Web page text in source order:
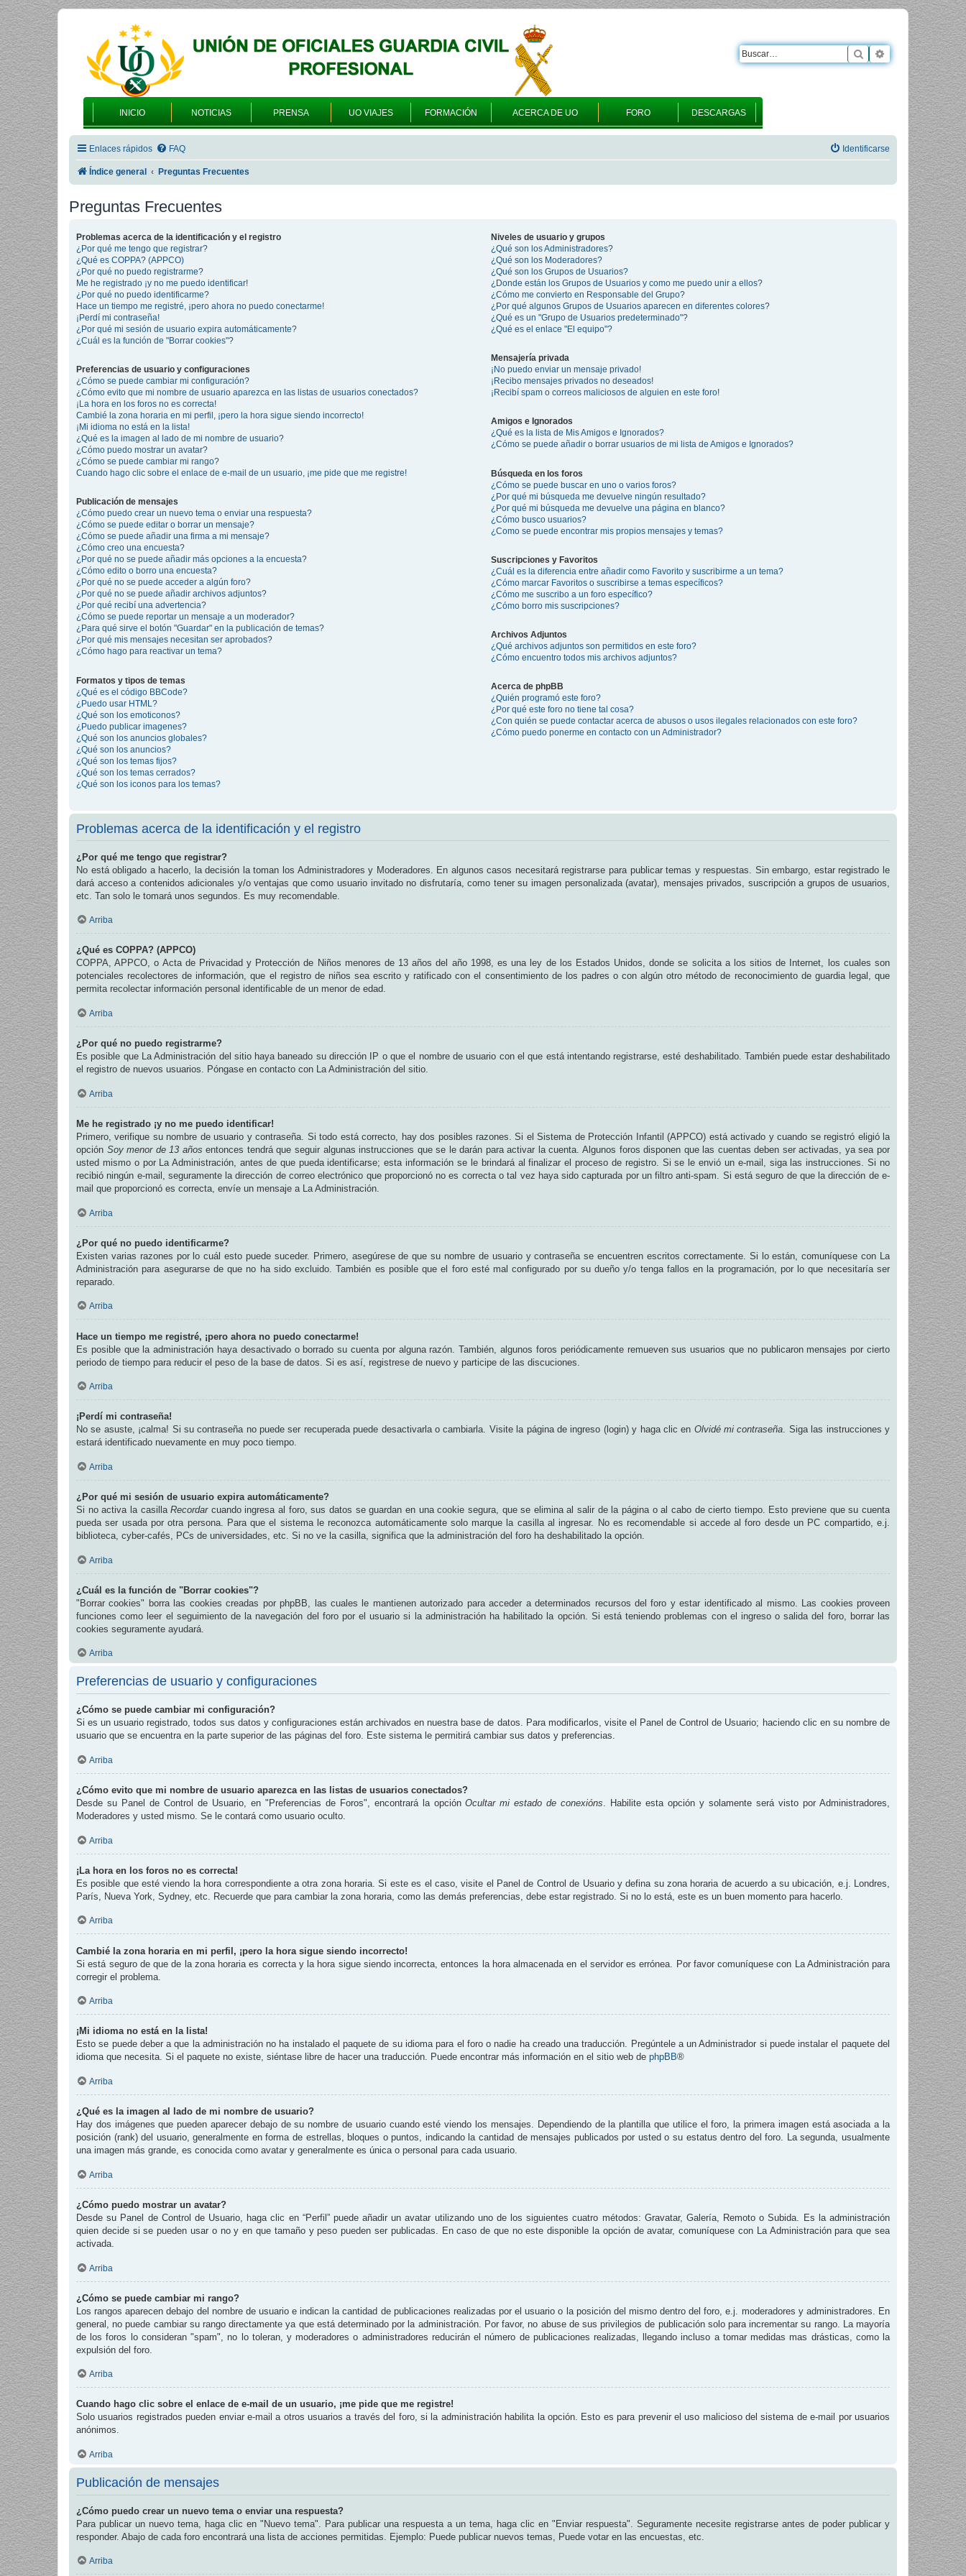
INICIO NOTICIAS PRENSA UO VIAJES FORMACIÓN ACERCA DE UO FORO DESCARGAS
Buscar Búsqueda
Enlaces rápidos FAQ Identificarse
Índice general Preguntas Frecuentes
Preguntas Frecuentes
Problemas acerca de la identificación y el registro
¿Por qué me tengo que registrar?
¿Qué es COPPA? (APPCO)
¿Por qué no puedo registrarme?
Me he registrado ¡y no me puedo identificar!
¿Por qué no puedo identificarme?
Hace un tiempo me registré, ¡pero ahora no puedo conectarme!
¡Perdí mi contraseña!
¿Por qué mi sesión de usuario expira automáticamente?
¿Cuál es la función de "Borrar cookies"?
Preferencias de usuario y configuraciones
¿Cómo se puede cambiar mi configuración?
¿Cómo evito que mi nombre de usuario aparezca en las listas de usuarios conectados?
¡La hora en los foros no es correcta!
Cambié la zona horaria en mi perfil, ¡pero la hora sigue siendo incorrecto!
¡Mi idioma no está en la lista!
¿Qué es la imagen al lado de mi nombre de usuario?
¿Cómo puedo mostrar un avatar?
¿Cómo se puede cambiar mi rango?
Cuando hago clic sobre el enlace de e-mail de un usuario, ¡me pide que me registre!
Publicación de mensajes
¿Cómo puedo crear un nuevo tema o enviar una respuesta?
¿Cómo se puede editar o borrar un mensaje?
¿Cómo se puede añadir una firma a mi mensaje?
¿Cómo creo una encuesta?
¿Por qué no se puede añadir más opciones a la encuesta?
¿Cómo edito o borro una encuesta?
¿Por qué no se puede acceder a algún foro?
¿Por qué no se puede añadir archivos adjuntos?
¿Por qué recibí una advertencia?
¿Cómo se puede reportar un mensaje a un moderador?
¿Para qué sirve el botón "Guardar" en la publicación de temas?
¿Por qué mis mensajes necesitan ser aprobados?
¿Cómo hago para reactivar un tema?
Formatos y tipos de temas
¿Qué es el código BBCode?
¿Puedo usar HTML?
¿Qué son los emoticonos?
¿Puedo publicar imagenes?
¿Qué son los anuncios globales?
¿Qué son los anuncios?
¿Qué son los temas fijos?
¿Qué son los temas cerrados?
¿Qué son los iconos para los temas?
Niveles de usuario y grupos
¿Qué son los Administradores?
¿Qué son los Moderadores?
¿Qué son los Grupos de Usuarios?
¿Donde están los Grupos de Usuarios y como me puedo unir a ellos?
¿Cómo me convierto en Responsable del Grupo?
¿Por qué algunos Grupos de Usuarios aparecen en diferentes colores?
¿Qué es un "Grupo de Usuarios predeterminado"?
¿Qué es el enlace "El equipo"?
Mensajería privada
¡No puedo enviar un mensaje privado!
¡Recibo mensajes privados no deseados!
¡Recibí spam o correos maliciosos de alguien en este foro!
Amigos e Ignorados
¿Qué es la lista de Mis Amigos e Ignorados?
¿Cómo se puede añadir o borrar usuarios de mi lista de Amigos e Ignorados?
Búsqueda en los foros
¿Cómo se puede buscar en uno o varios foros?
¿Por qué mi búsqueda me devuelve ningún resultado?
¿Por qué mi búsqueda me devuelve una página en blanco?
¿Cómo busco usuarios?
¿Como se puede encontrar mis propios mensajes y temas?
Suscripciones y Favoritos
¿Cuál es la diferencia entre añadir como Favorito y suscribirme a un tema?
¿Cómo marcar Favoritos o suscribirse a temas específicos?
¿Cómo me suscribo a un foro específico?
¿Cómo borro mis suscripciones?
Archivos Adjuntos
¿Qué archivos adjuntos son permitidos en este foro?
¿Cómo encuentro todos mis archivos adjuntos?
Acerca de phpBB
¿Quién programó este foro?
¿Por qué este foro no tiene tal cosa?
¿Con quién se puede contactar acerca de abusos o usos ilegales relacionados con este foro?
¿Cómo puedo ponerme en contacto con un Administrador?
Problemas acerca de la identificación y el registro
¿Por qué me tengo que registrar?
No está obligado a hacerlo, la decisión la toman los Administradores y Moderadores. En algunos casos necesitará registrarse para publicar temas y respuestas. Sin embargo, estar registrado le
dará acceso a contenidos adicionales y/o ventajas que como usuario invitado no disfrutaría, como tener su imagen personalizada (avatar), mensajes privados, suscripción a grupos de usuarios,
etc. Tan solo le tomará unos segundos. Es muy recomendable.
Arriba
¿Qué es COPPA? (APPCO)
COPPA, APPCO, o Acta de Privacidad y Protección de Niños menores de 13 años del año 1998, es una ley de los Estados Unidos, donde se solicita a los sitios de Internet, los cuales son
potenciales recolectores de información, que el registro de niños sea escrito y ratificado con el consentimiento de los padres o con algún otro método de reconocimiento de guardia legal, que
permita recolectar información personal identificable de un menor de edad.
Arriba
¿Por qué no puedo registrarme?
Es posible que La Administración del sitio haya baneado su dirección IP o que el nombre de usuario con el que está intentando registrarse, esté deshabilitado. También puede estar deshabilitado
el registro de nuevos usuarios. Póngase en contacto con La Administración del sitio.
Arriba
Me he registrado ¡y no me puedo identificar!
Primero, verifique su nombre de usuario y contraseña. Si todo está correcto, hay dos posibles razones. Si el Sistema de Protección Infantil (APPCO) está activado y cuando se registró eligió la
opción Soy menor de 13 años entonces tendrá que seguir algunas instrucciones que se le darán para activar la cuenta. Algunos foros disponen que las cuentas deben ser activadas, ya sea por
usted mismo o por La Administración, antes de que pueda identificarse; esta información se le brindará al finalizar el proceso de registro. Si se le envió un e-mail, siga las instrucciones. Si no
recibió ningún e-mail, seguramente la dirección de correo electrónico que proporcionó no es correcta o tal vez haya sido capturada por un filtro anti-spam. Si está seguro de que la dirección de e-
mail que proporcionó es correcta, envíe un mensaje a La Administración.
Arriba
¿Por qué no puedo identificarme?
Existen varias razones por lo cuál esto puede suceder. Primero, asegúrese de que su nombre de usuario y contraseña se encuentren escritos correctamente. Si lo están, comuníquese con La
Administración para asegurarse de que no ha sido excluido. También es posible que el foro esté mal configurado por su dueño y/o tenga fallos en la programación, por lo que necesitaría ser
reparado.
Arriba
Hace un tiempo me registré, ¡pero ahora no puedo conectarme!
Es posible que la administración haya desactivado o borrado su cuenta por alguna razón. También, algunos foros periódicamente remueven sus usuarios que no publicaron mensajes por cierto
periodo de tiempo para reducir el peso de la base de datos. Si es así, registrese de nuevo y participe de las discuciones.
Arriba
¡Perdí mi contraseña!
No se asuste, ¡calma! Si su contraseña no puede ser recuperada puede desactivarla o cambiarla. Visite la página de ingreso (login) y haga clic en Olvidé mi contraseña. Siga las instrucciones y
estará identificado nuevamente en muy poco tiempo.
Arriba
¿Por qué mi sesión de usuario expira automáticamente?
Si no activa la casillaRecordarcuando ingresa al foro, sus datos se guardan en una cookie segura, que se elimina al salir de la página o al cabo de cierto tiempo. Esto previene que su cuenta
pueda ser usada por otra persona. Para que el sistema le reconozca automáticamente solo marque la casilla al ingresar. No es recomendable si accede al foro desde un PC compartido, e.j.
biblioteca, cyber-cafés, PCs de universidades, etc. Si no ve la casilla, significa que la administración del foro ha deshabilitado la opción.
Arriba
¿Cuál es la función de "Borrar cookies"?
"Borrar cookies" borra las cookies creadas por phpBB, las cuales le mantienen autorizado para acceder a determinados recursos del foro y estar identificado al mismo. Las cookies proveen
funciones como leer el seguimiento de la navegación del foro por el usuario si la administración ha habilitado la opción. Si está teniendo problemas con el ingreso o salida del foro, borrar las
cookies seguramente ayudará.
Arriba
Preferencias de usuario y configuraciones
¿Cómo se puede cambiar mi configuración?
Si es un usuario registrado, todos sus datos y configuraciones están archivados en nuestra base de datos. Para modificarlos, visite el Panel de Control de Usuario; haciendo clic en su nombre de
usuario que se encuentra en la parte superior de las páginas del foro. Este sistema le permitirá cambiar sus datos y preferencias.
Arriba
¿Cómo evito que mi nombre de usuario aparezca en las listas de usuarios conectados?
Desde su Panel de Control de Usuario, en "Preferencias de Foros", encontrará la opciónOcultar mi estado de conexións. Habilite esta opción y solamente será visto por Administradores,
Moderadores y usted mismo. Se le contará como usuario oculto.
Arriba
¡La hora en los foros no es correcta!
Es posible que esté viendo la hora correspondiente a otra zona horaria. Si este es el caso, visite el Panel de Control de Usuario y defina su zona horaria de acuerdo a su ubicación, e.j. Londres,
París, Nueva York, Sydney, etc. Recuerde que para cambiar la zona horaria, como las demás preferencias, debe estar registrado. Si no lo está, este es un buen momento para hacerlo.
Arriba
Cambié la zona horaria en mi perfil, ¡pero la hora sigue siendo incorrecto!
Si está seguro de que de la zona horaria es correcta y la hora sigue siendo incorrecta, entonces la hora almacenada en el servidor es errónea. Por favor comuníquese con La Administración para
corregir el problema.
Arriba
¡Mi idioma no está en la lista!
Esto se puede deber a que la administración no ha instalado el paquete de su idioma para el foro o nadie ha creado una traducción. Pregúntele a un Administrador si puede instalar el paquete del
idioma que necesita. Si el paquete no existe, siéntase libre de hacer una traducción. Puede encontrar más información en el sitio web de phpBB®
Arriba
¿Qué es la imagen al lado de mi nombre de usuario?
Hay dos imágenes que pueden aparecer debajo de su nombre de usuario cuando esté viendo los mensajes. Dependiendo de la plantilla que utilice el foro, la primera imagen está asociada a la
posición (rank) del usuario, generalmente en forma de estrellas, bloques o puntos, indicando la cantidad de mensajes publicados por usted o su estatus dentro del foro. La segunda, usualmente
una imagen más grande, es conocida como avatar y generalmente es única o personal para cada usuario.
Arriba
¿Cómo puedo mostrar un avatar?
Desde su Panel de Control de Usuario, haga clic en “Perfil” puede añadir un avatar utilizando uno de los siguientes cuatro métodos: Gravatar, Galería, Remoto o Subida. Es la administración
quien decide si se pueden usar o no y en que tamaño y peso pueden ser publicadas. En caso de que no este disponible la opción de avatar, comuníquese con La Administración para que sea
activada.
Arriba
¿Cómo se puede cambiar mi rango?
Los rangos aparecen debajo del nombre de usuario e indican la cantidad de publicaciones realizadas por el usuario o la posición del mismo dentro del foro, e.j. moderadores y administradores. En
general, no puede cambiar su rango directamente ya que está determinado por la administración. Por favor, no abuse de sus privilegios de publicación solo para incrementar su rango. La mayoría
de los foros lo consideran "spam", no lo toleran, y moderadores o administradores reducirán el número de publicaciones realizadas, llegando incluso a tomar medidas mas drásticas, como la
expulsión del foro.
Arriba
Cuando hago clic sobre el enlace de e-mail de un usuario, ¡me pide que me registre!
Solo usuarios registrados pueden enviar e-mail a otros usuarios a través del foro, si la administración habilita la opción. Esto es para prevenir el uso malicioso del sistema de e-mail por usuarios
anónimos.
Arriba
Publicación de mensajes
¿Cómo puedo crear un nuevo tema o enviar una respuesta?
Para publicar un nuevo tema, haga clic en "Nuevo tema". Para publicar una respuesta a un tema, haga clic en "Enviar respuesta". Seguramente necesite registrarse antes de poder publicar y
responder. Abajo de cada foro encontrará una lista de acciones permitidas. Ejemplo: Puede publicar nuevos temas, Puede votar en las encuestas, etc.
Arriba